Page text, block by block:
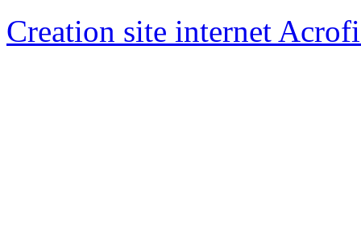
Creation site internet